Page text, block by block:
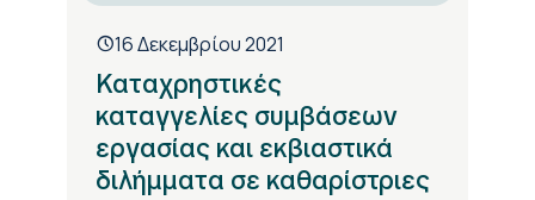
16 Δεκεμβρίου 2021
Καταχρηστικές
καταγγελίες συμβάσεων
εργασίας και εκβιαστικά
διλήμματα σε καθαρίστριες